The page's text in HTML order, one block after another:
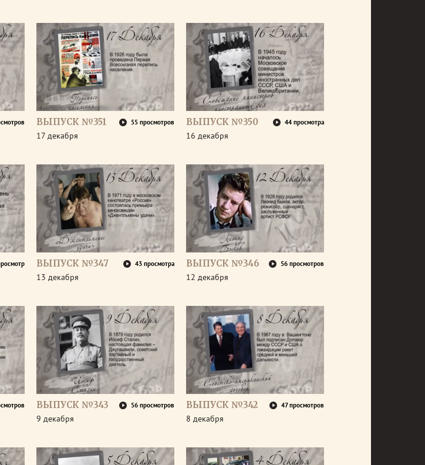
ВЫПУСК №351 55 просмотров
17 декабря
ВЫПУСК №350 44 просмотра
16 декабря
ВЫПУСК №347 43 просмотра
13 декабря
ВЫПУСК №346 56 просмотров
12 декабря
ВЫПУСК №343 56 просмотров
9 декабря
ВЫПУСК №342 47 просмотров
8 декабря